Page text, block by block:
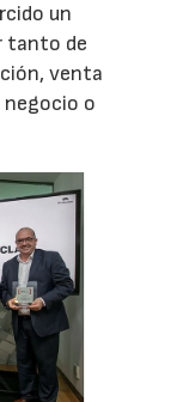
un
tanto de
venta
o